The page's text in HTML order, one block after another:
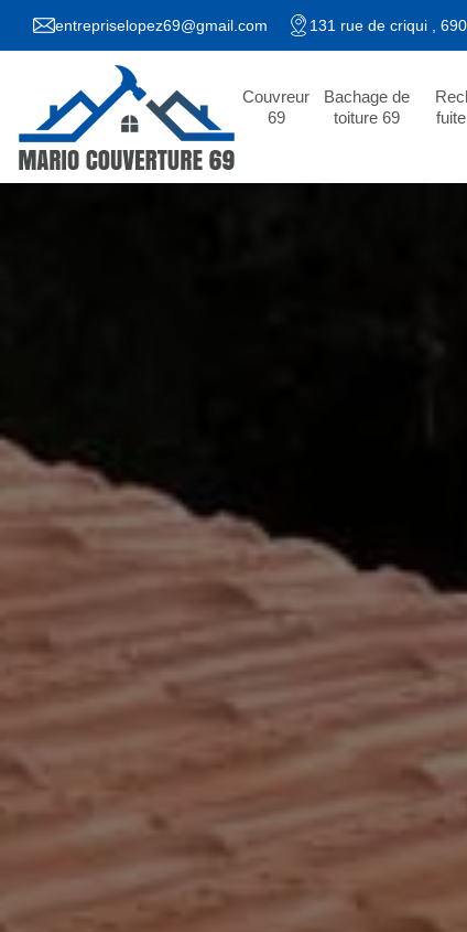
entrepriselopez69@gmail.com 131 rue de criqui ,
Couvreur
69
Bachage de
toiture 69